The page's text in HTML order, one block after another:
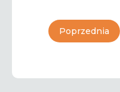
Poprzednia